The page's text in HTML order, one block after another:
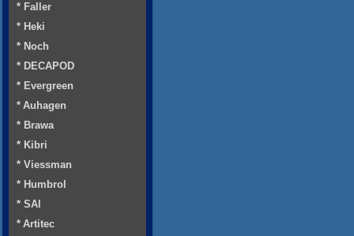
* Faller
* Heki
* Noch
* DECAPOD
* Evergreen
* Auhagen
* Brawa
* Kibri
* Viessman
* Humbrol
* SAI
* Artitec